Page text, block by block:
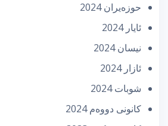
حوزه‌یران 2024
ئایار 2024
نیسان 2024
ئازار 2024
شوبات 2024
كانونی دووه‌م 2024